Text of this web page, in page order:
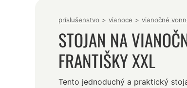
príslušenstvo > vianoce > vianočné
STOJAN NA
FRANTIŠKY XXL
Tento jednoduchý a praktický